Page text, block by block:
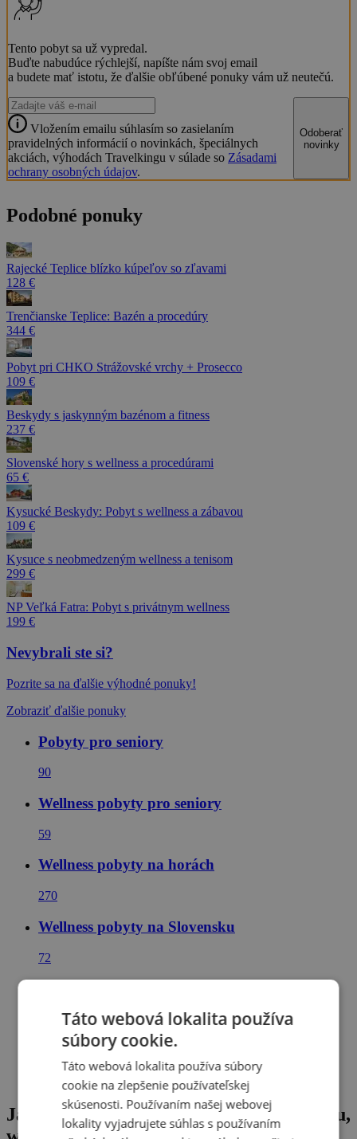
Tento pobyt sa už vypredal.
Buďte nabudúce rýchlejší, napíšte nám svoj email
a budete mať istotu, že ďalšie obľúbené ponuky vám už neutečú.
Vložením emailu súhlasím so zasielaním
pravidelných informácií o novinkách, špeciálnych
akciách, výhodách Travelkingu v súlade so Zásadami
ochrany osobných údajov.
Odoberať
novinky
Podobné ponuky
Rajecké Teplice blízko kúpeľov so zľavami
128 €
Trenčianske Teplice: Bazén a procedúry
344 €
Pobyt pri CHKO Strážovské vrchy + Prosecco
109 €
Beskydy s jaskynným bazénom a fitness
237 €
Slovenské hory s wellness a procedúrami
65 €
Kysucké Beskydy: Pobyt s wellness a zábavou
109 €
Kysuce s neobmedzeným wellness a tenisom
299 €
NP Veľká Fatra: Pobyt s privátnym wellness
199 €
Nevybrali ste si?
Pozrite sa na ďalšie výhodné ponuky!
Zobraziť ďalšie ponuky
Pobyty pro seniory
90
Wellness pobyty pro seniory
59
Wellness pobyty na horách
270
Wellness pobyty na Slovensku
72
Dovolená ve slovenských horách
Javorníky v rodinnom hoteli s polpenziou,
Táto webová lokalita používa
súbory cookie.
Táto webová lokalita používa súbory
cookie na zlepšenie používateľskej
skúsenosti. Používaním našej webovej
lokality vyjadrujete súhlas s používaním